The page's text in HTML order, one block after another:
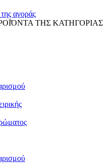
αγοράς
ΤΗΣ ΚΑΤΗΓΟΡΙΑΣ